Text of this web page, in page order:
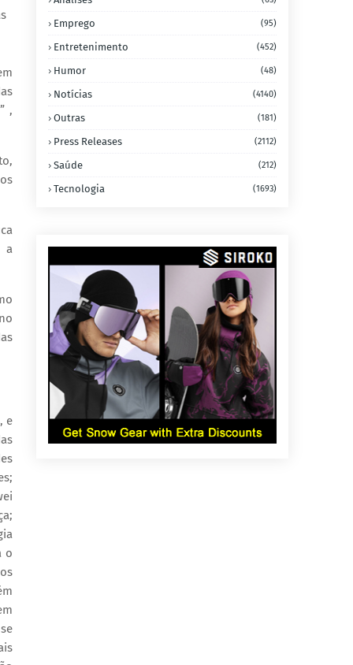
,
a
e
o
Emprego (95)
Entretenimento (452)
Humor (48)
Notícias (4140)
Outras (181)
Press Releases (2112)
Saúde (212)
Tecnologia (1693)